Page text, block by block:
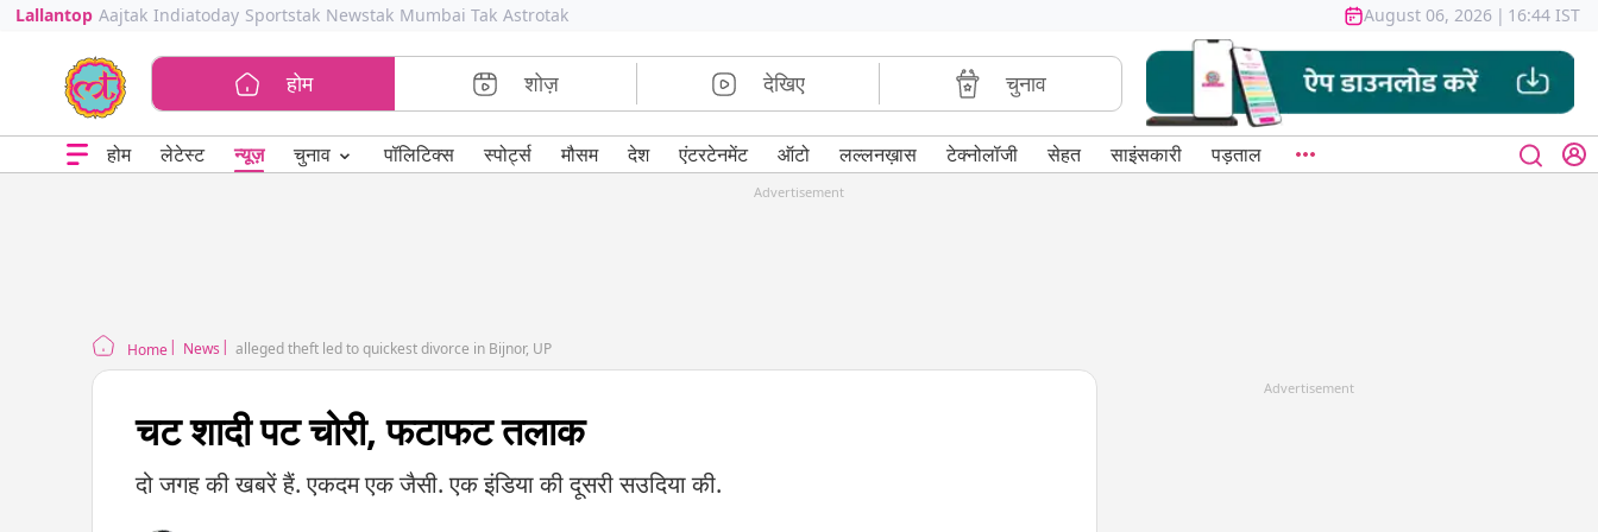
Lallantop Aajtak Indiatoday Sportstak Newstak Mumbai Tak Astrotak August 06, 2026 | 16:44 IST
होम शोज़ देखिए चुनाव
होम लेटेस्ट न्यूज़ चुनाव ⌄ पॉलिटिक्स स्पोर्ट्स मौसम देश एंटरटेनमेंट ऑटो लल्लनख़ास टेक्नोलॉजी सेहत साइंसकारी पड़ताल
Advertisement
Home News alleged theft led to quickest divorce in Bijnor, UP
चट शादी पट चोरी, फटाफट तलाक
दो जगह की खबरें हैं. एकदम एक जैसी. एक इंडिया की दूसरी सउदिया की.
Advertisement